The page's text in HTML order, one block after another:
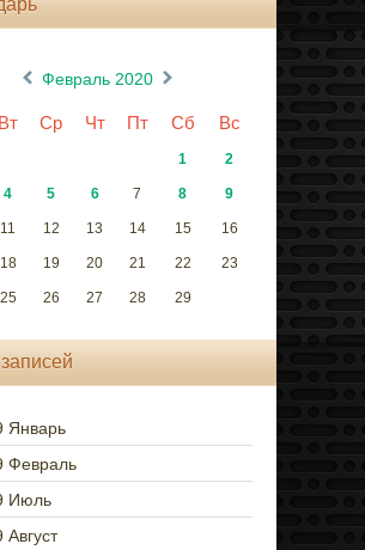
« Февраль 2020 »
Вт Ср Чт Пт Сб Вс
1 2
4 5 6 7 8 9
11 12 13 14 15 16
18 19 20 21 22 23
25 26 27 28 29
Январь
Февраль
Июль
Август